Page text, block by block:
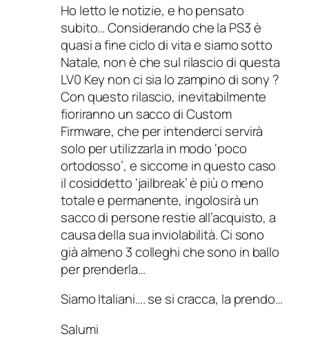
Ho letto le notizie, e ho pensato
subito… Considerando che la PS3 è
quasi a fine ciclo di vita e siamo sotto
Natale, non è che sul rilascio di questa
LV0 Key non ci sia lo zampino di sony ?
Con questo rilascio, inevitabilmente
fioriranno un sacco di Custom
Firmware, che per intenderci servirà
solo per utilizzarla in modo ‘poco
ortodosso’, e siccome in questo caso
il cosiddetto ‘jailbreak’ è più o meno
totale e permanente, ingolosirà un
sacco di persone restie all’acquisto, a
causa della sua inviolabilità. Ci sono
già almeno 3 colleghi che sono in ballo
per prenderla…
Siamo Italiani…. se si cracca, la prendo…
Salumi